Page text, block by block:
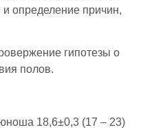
и определение причин,
гипотезы о
полов.
18,6±0,3 (17 – 23)